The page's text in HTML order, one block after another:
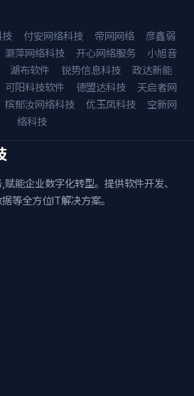
技 付安网络科技 帝网网络
彦鑫弱
灏萍网络科技 开心网络服务
小旭音
湖布软件 锐势信息科技
政达新能
可阳科技软件 德盟达科技
天启者网
槟郁汝网络科技 优玉凤科技
空新网
络科技
能企业数字化转型。提供软件开发、
等全方位IT解决方案。